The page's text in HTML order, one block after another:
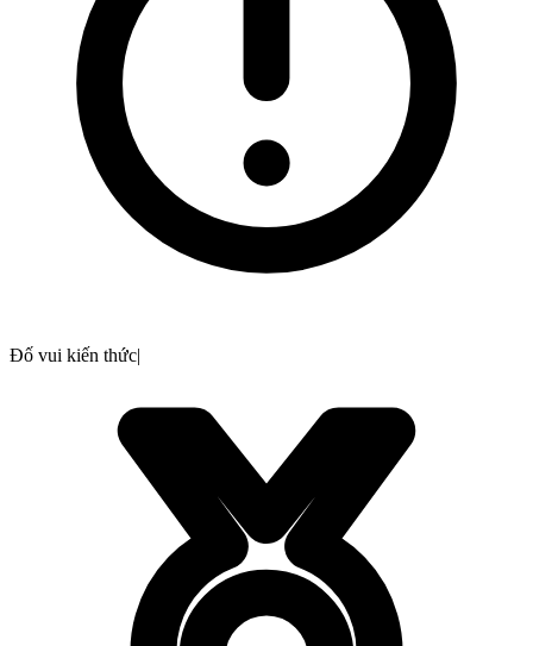
Đố vui kiến thức|